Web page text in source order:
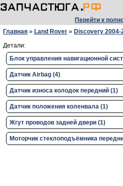
Перейти к
Главная » Land Rover » Discovery 2004-
Детали:
Блок управления навигационной
Датчик Airbag (4)
Датчик износа колодок передний (1)
Датчик положения коленвала (1)
Жгут проводов задней двери (1)
Моторчик стеклоподъёмника